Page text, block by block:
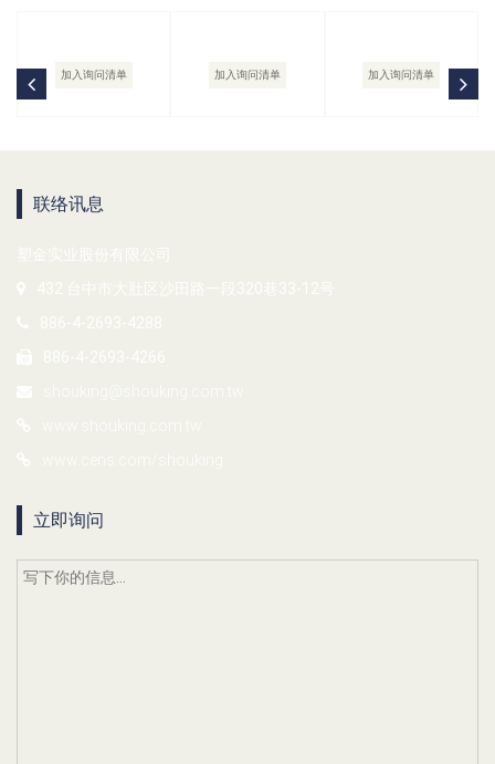
加入询问清单 加入询问清单 加入询问清单
联络讯息
立即询问